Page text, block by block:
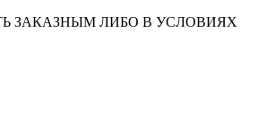
ЗАКАЗНЫМ ЛИБО В УСЛОВИЯХ